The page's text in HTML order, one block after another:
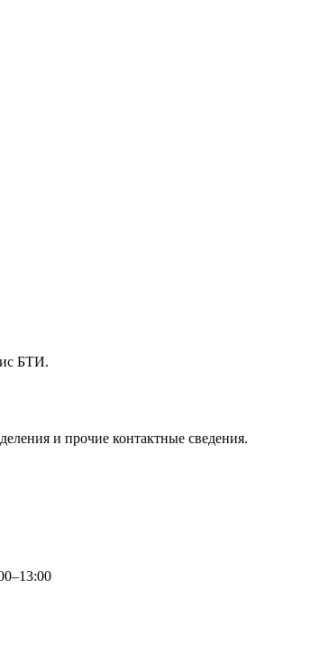
БТИ.
и прочие контактные сведения.